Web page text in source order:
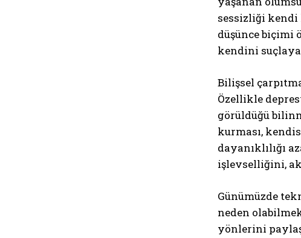
sessizliği kendi
düşünce biçimi
kendini
Bilişsel
Özellikle
görüldüğü
kurması,
dayanıklılığı
işlevselliğini,
Günümüzde
neden
yönlerini